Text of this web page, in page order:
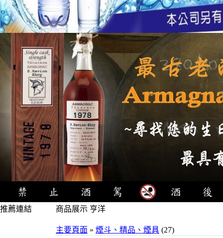
推薦連結 商品展示 亨洋
主要頁面 » 煙斗、精品、煙具 (27)